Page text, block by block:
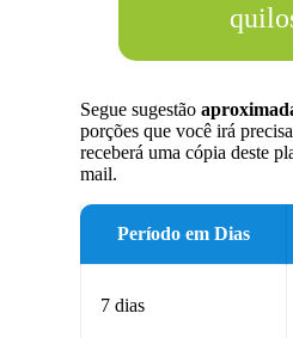
Segue sugestão
porções que você irá
receberá uma cópia deste
mail.
Período em Dias
7 dias